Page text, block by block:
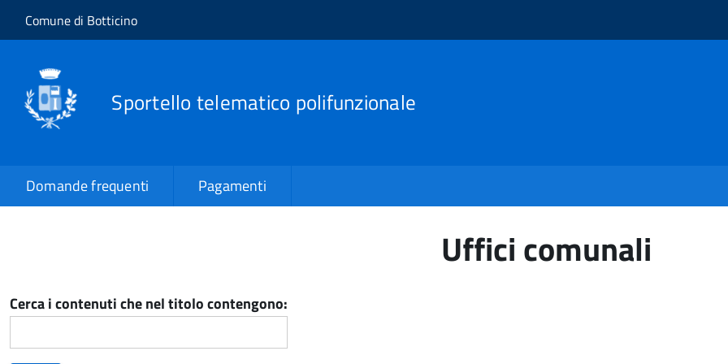
Salta al contenuto principale
Skip to site navigation
Comune di Botticino
Sportello telematico polifunzionale
Domande frequenti Pagamenti
Uffici comunali
Cerca i contenuti che nel titolo contengono: